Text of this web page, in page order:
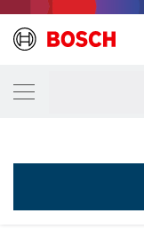
TWÓJ WARIANT WYBORU
2 608 595 361